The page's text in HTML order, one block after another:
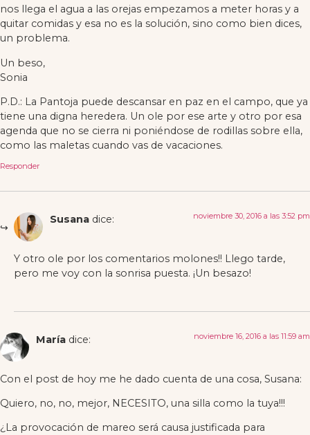
nos llega el agua a las orejas empezamos a meter horas y a
quitar comidas y esa no es la solución, sino como bien dices,
un problema.
Un beso,
Sonia
P.D.: La Pantoja puede descansar en paz en el campo, que ya
tiene una digna heredera. Un ole por ese arte y otro por esa
agenda que no se cierra ni poniéndose de rodillas sobre ella,
como las maletas cuando vas de vacaciones.
Responder
Susana dice: noviembre 30, 2016 a las 3:52 pm
Y otro ole por los comentarios molones!! Llego tarde,
pero me voy con la sonrisa puesta. ¡Un besazo!
María dice: noviembre 16, 2016 a las 11:59 am
Con el post de hoy me he dado cuenta de una cosa, Susana:
Quiero, no, no, mejor, NECESITO, una silla como la tuya!!!
¿La provocación de mareo será causa justificada para